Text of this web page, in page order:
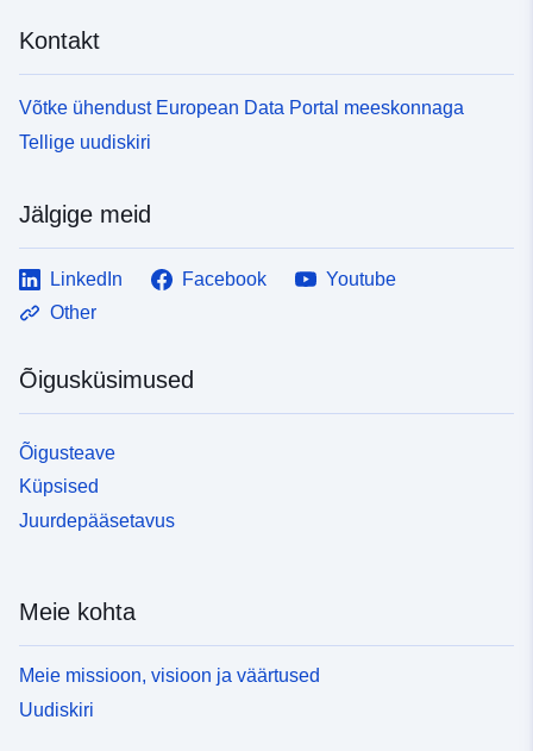
Kontakt
Võtke ühendust European Data Portal meeskonnaga
Tellige uudiskiri
Jälgige meid
LinkedIn Facebook
Youtube
Other
Õigusküsimused
Õigusteave
Küpsised
Juurdepääsetavus
Meie kohta
Meie missioon, visioon ja väärtused
Uudiskiri